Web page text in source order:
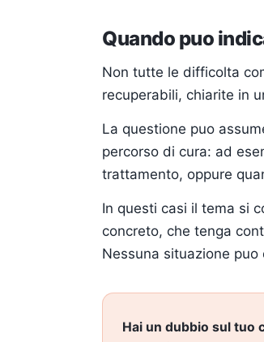
Quando puo
Non tutte le difficolta
recuperabili, chiarite in
La questione puo
percorso di cura: ad
trattamento, oppure
In questi casi il tema si
concreto, che tenga
Nessuna situazione
Hai un dubbio sul tuo